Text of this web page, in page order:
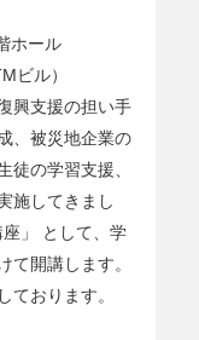
ホール
ル）
興支援の担い手
、被災地企業の
徒の学習支援、
施してきまし
」 として、学
て開講します。
ております。